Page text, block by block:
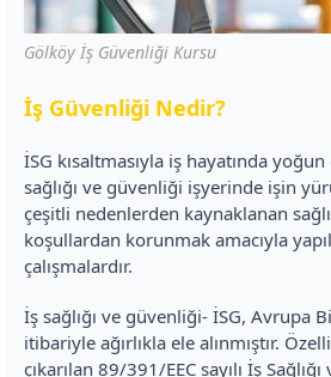
Gölköy İş Güvenliği Kursu
İş Güvenliği Nedir?
İSG kısaltmasıyla iş hayatında
sağlığı ve güvenliği işyerinde işin
çeşitli nedenlerden kaynaklanan
koşullardan korunmak amacıyla
çalışmalardır.
İş sağlığı ve güvenliği- İSG, Avrupa
itibariyle ağırlıkla ele alınmıştır.
çıkarılan 89/391/EEC sayılı İş